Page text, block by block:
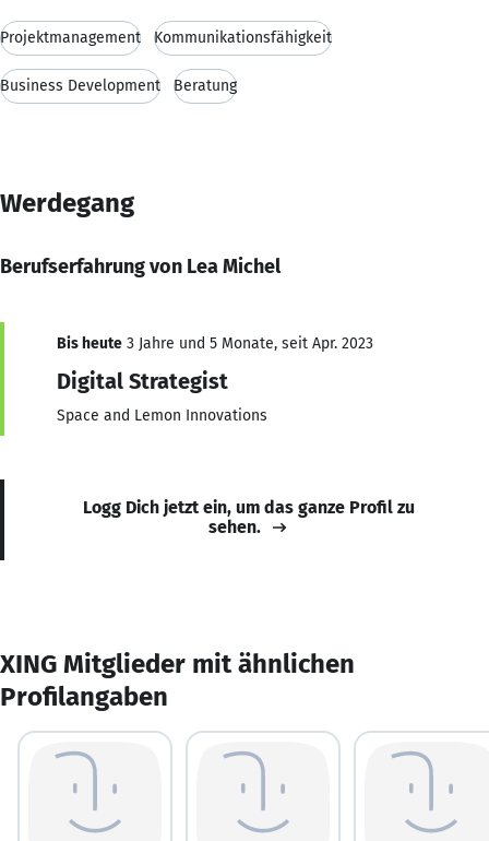
Projektmanagement Kommunikationsfähigkeit
Business Development Beratung
Werdegang
Berufserfahrung von Lea Michel
Bis heute 3 Jahre und 5 Monate, seit Apr. 2023
Digital Strategist
Space and Lemon Innovations
Logg Dich jetzt ein, um das ganze Profil zu
sehen.
XING Mitglieder mit ähnlichen
Profilangaben